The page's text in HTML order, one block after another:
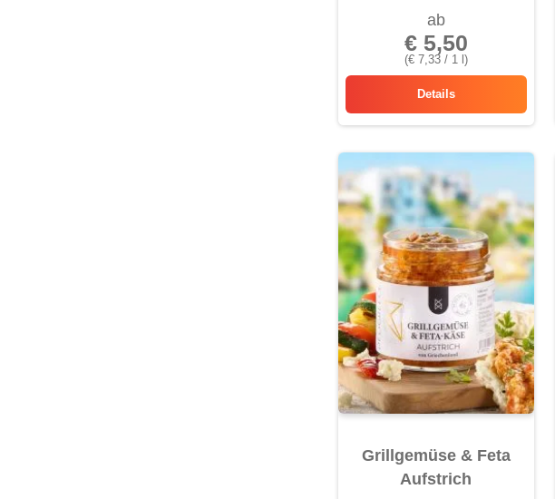
(€ 7,33 / 1 l)
ab
€ 5,50
Details
Grillgemüse & Feta
Aufstrich